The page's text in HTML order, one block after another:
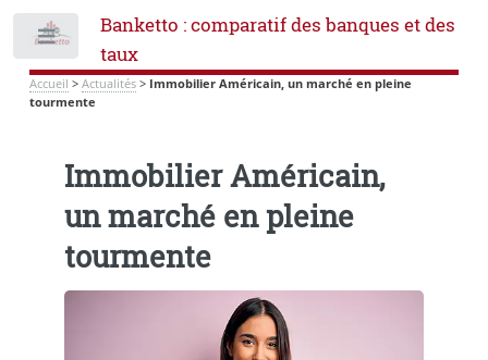
Banketto : comparatif des banques et des
taux
Accueil > Actualités> Immobilier Américain, un marché en pleine
tourmente
Immobilier Américain,
un marché en pleine
tourmente